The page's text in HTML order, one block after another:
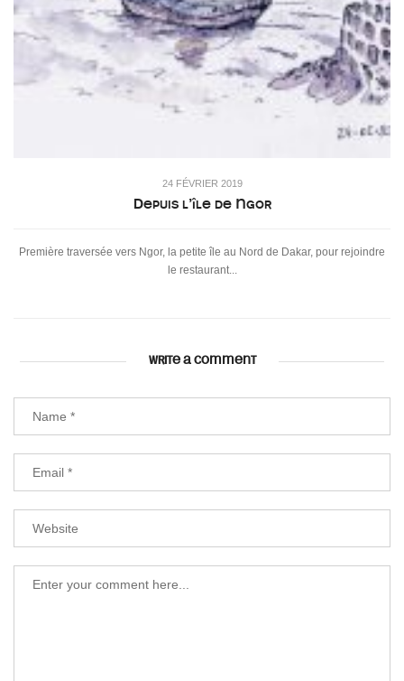
24 FÉVRIER 2019
Depuis l’île de Ngor
Première traversée vers Ngor, la petite île au Nord de Dakar, pour rejoindre
le restaurant...
WRITE A COMMENT